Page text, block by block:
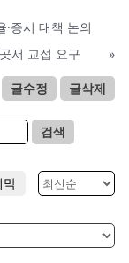
증시 대책 논의
서 교섭 요구
»
글수정 글삭제
검색
막